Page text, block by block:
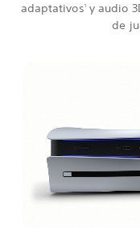
adaptativosy audio
de